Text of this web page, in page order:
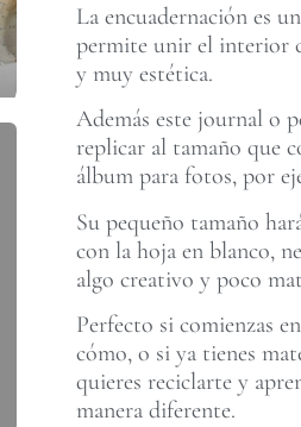
La encuadernación es
permite unir el interior
y muy estética.
Además este journal o
replicar al tamaño que
álbum para fotos, por
Su pequeño tamaño
con la hoja en blanco,
algo creativo y poco
Perfecto si comienzas
cómo, o si ya tienes
quieres reciclarte y
manera diferente.